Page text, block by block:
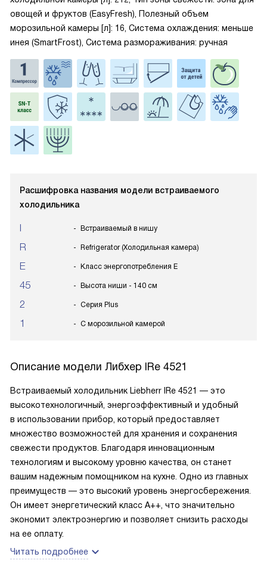
овощей и фруктов (EasyFresh), Полезный объем
морозильной камеры [л]: 16, Система охлаждения: меньше
инея (SmartFrost), Система размораживания: ручная
Расшифровка названия модели встраиваемого
холодильника
I Встраиваемый в нишу
R Refrigerator (Холодильная камера)
E Класс энергопотребления E
45 Высота ниши - 140 см
2 Серия Plus
1 С морозильной камерой
Описание модели Либхер IRe 4521
Встраиваемый холодильник Liebherr IRe 4521 — это
высокотехнологичный, энергоэффективный и удобный
в использовании прибор, который предоставляет
множество возможностей для хранения и сохранения
свежести продуктов. Благодаря инновационным
технологиям и высокому уровню качества, он станет
вашим надежным помощником на кухне. Одно из главных
преимуществ — это высокий уровень энергосбережения.
Он имеет энергетический класс A++, что значительно
экономит электроэнергию и позволяет снизить расходы
на ее оплату.
Читать подробнее